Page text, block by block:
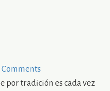
Comments
por tradición es cada vez